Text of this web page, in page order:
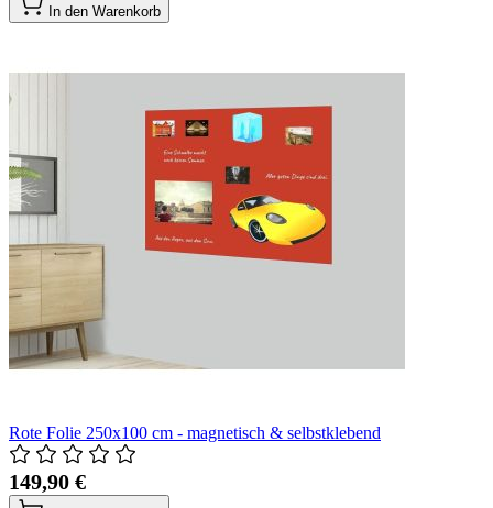
In den Warenkorb
Rote Folie 250x100 cm - magnetisch & selbstklebend
149,90 €